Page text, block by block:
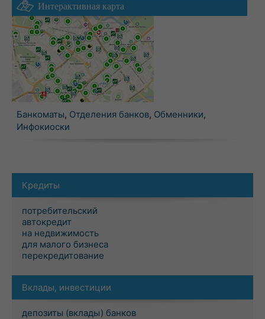
Интерактивная карта
Банкоматы, Отделения банков, Обменники,
Инфокиоски
Кредиты
потребительский
автокредит
на недвижимость
для малого бизнеса
перекредитование
Вклады, инвестиции
депозиты (вклады) банков